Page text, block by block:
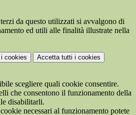
da questo utilizzati si avvalgono di
ed utili alle finalità illustrate nella
i cookies Accetta tutti i cookies
scegliere quali cookie consentire.
che consentono il funzionamento della
disabilitarli.
necessari al funzionamento potete